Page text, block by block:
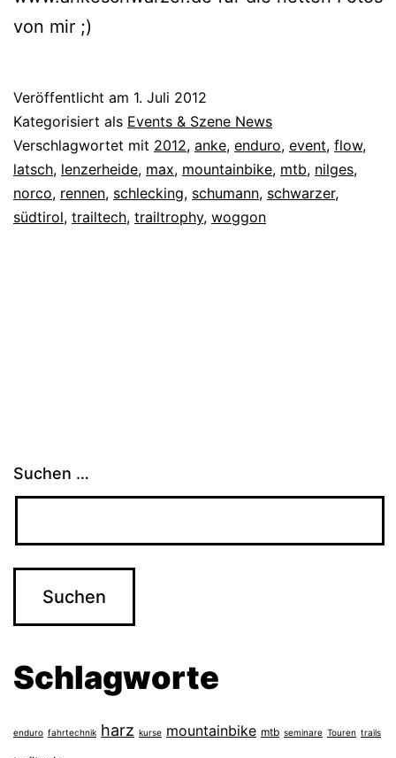
von mir ;)
Veröffentlicht am 1. Juli 2012
Kategorisiert als Events & Szene News
Verschlagwortet mit 2012, anke, enduro, event, flow,
latsch, lenzerheide, max, mountainbike, mtb, nilges,
norco, rennen, schlecking, schumann, schwarzer,
südtirol, trailtech, trailtrophy, woggon
Suchen …
Schlagworte
enduro fahrtechnik harz kurse mountainbike mtb seminare Touren trails